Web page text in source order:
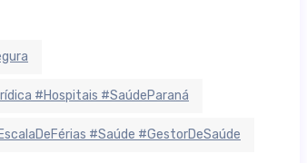
#Hospitais #SaúdeParaná
#Saúde #GestorDeSaúde